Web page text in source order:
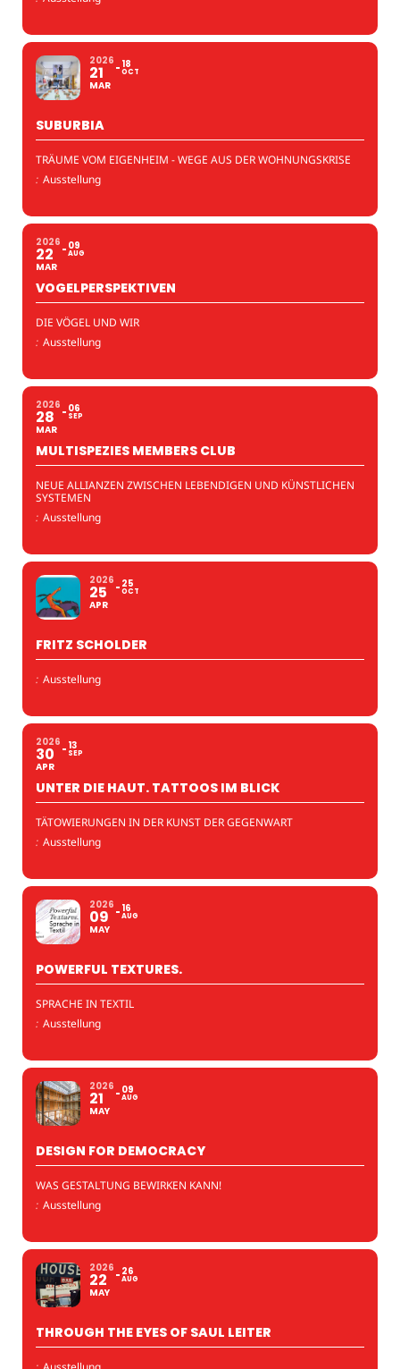
2026
21
MAR
18
OCT
SUBURBIA
TRÄUME VOM EIGENHEIM - WEGE AUS DER WOHNUNGSKRISE
: Ausstellung
2026
22
MAR
09
AUG
VOGELPERSPEKTIVEN
DIE VÖGEL UND WIR
: Ausstellung
2026
28
MAR
06
SEP
MULTISPEZIES MEMBERS CLUB
NEUE ALLIANZEN ZWISCHEN LEBENDIGEN UND KÜNSTLICHEN
SYSTEMEN
: Ausstellung
2026
25
APR
25
OCT
FRITZ SCHOLDER
: Ausstellung
2026
30
APR
13
SEP
UNTER DIE HAUT. TATTOOS IM BLICK
TÄTOWIERUNGEN IN DER KUNST DER GEGENWART
: Ausstellung
2026
09
MAY
16
AUG
POWERFUL TEXTURES.
SPRACHE IN TEXTIL
: Ausstellung
2026
21
MAY
09
AUG
DESIGN FOR DEMOCRACY
WAS GESTALTUNG BEWIRKEN KANN!
: Ausstellung
2026
22
MAY
26
AUG
THROUGH THE EYES OF SAUL LEITER